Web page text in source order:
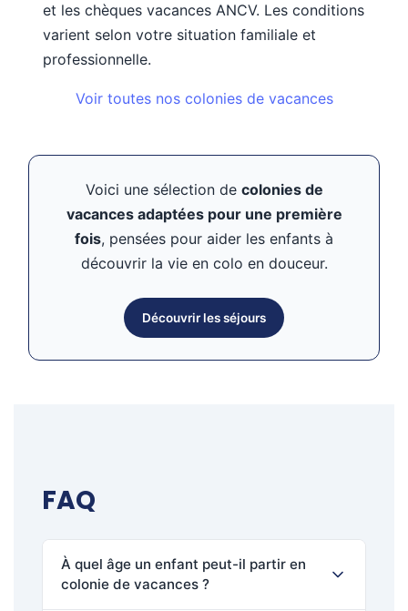
et les chèques vacances ANCV. Les conditions
varient selon votre situation familiale et
professionnelle.
Voir toutes nos colonies de vacances
Voici une sélection de colonies de
vacances adaptées pour une première
fois, pensées pour aider les enfants à
découvrir la vie en colo en douceur.
Découvrir les séjours
FAQ
À quel âge un enfant peut-il partir en
colonie de vacances ?